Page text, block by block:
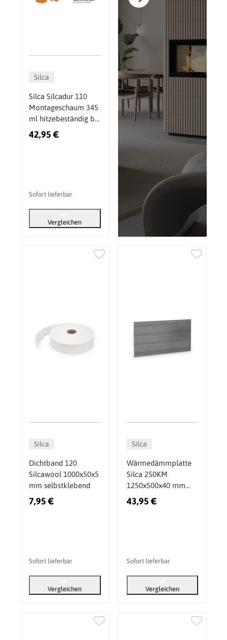
Silca
Silca Silcadur 110
Montageschaum 345
ml hitzebeständig bis
1100 Grad
42,95 €
Sofort lieferbar
Vergleichen
Silca
Dichtband 120
Silcawool 1000x50x5
mm selbstklebend
7,95 €
Sofort lieferbar
Vergleichen
Silca
Wärmedämmplatte
Silca 250KM
1250x500x40 mm
Calciumsilikat
43,95 €
Sofort lieferbar
Vergleichen